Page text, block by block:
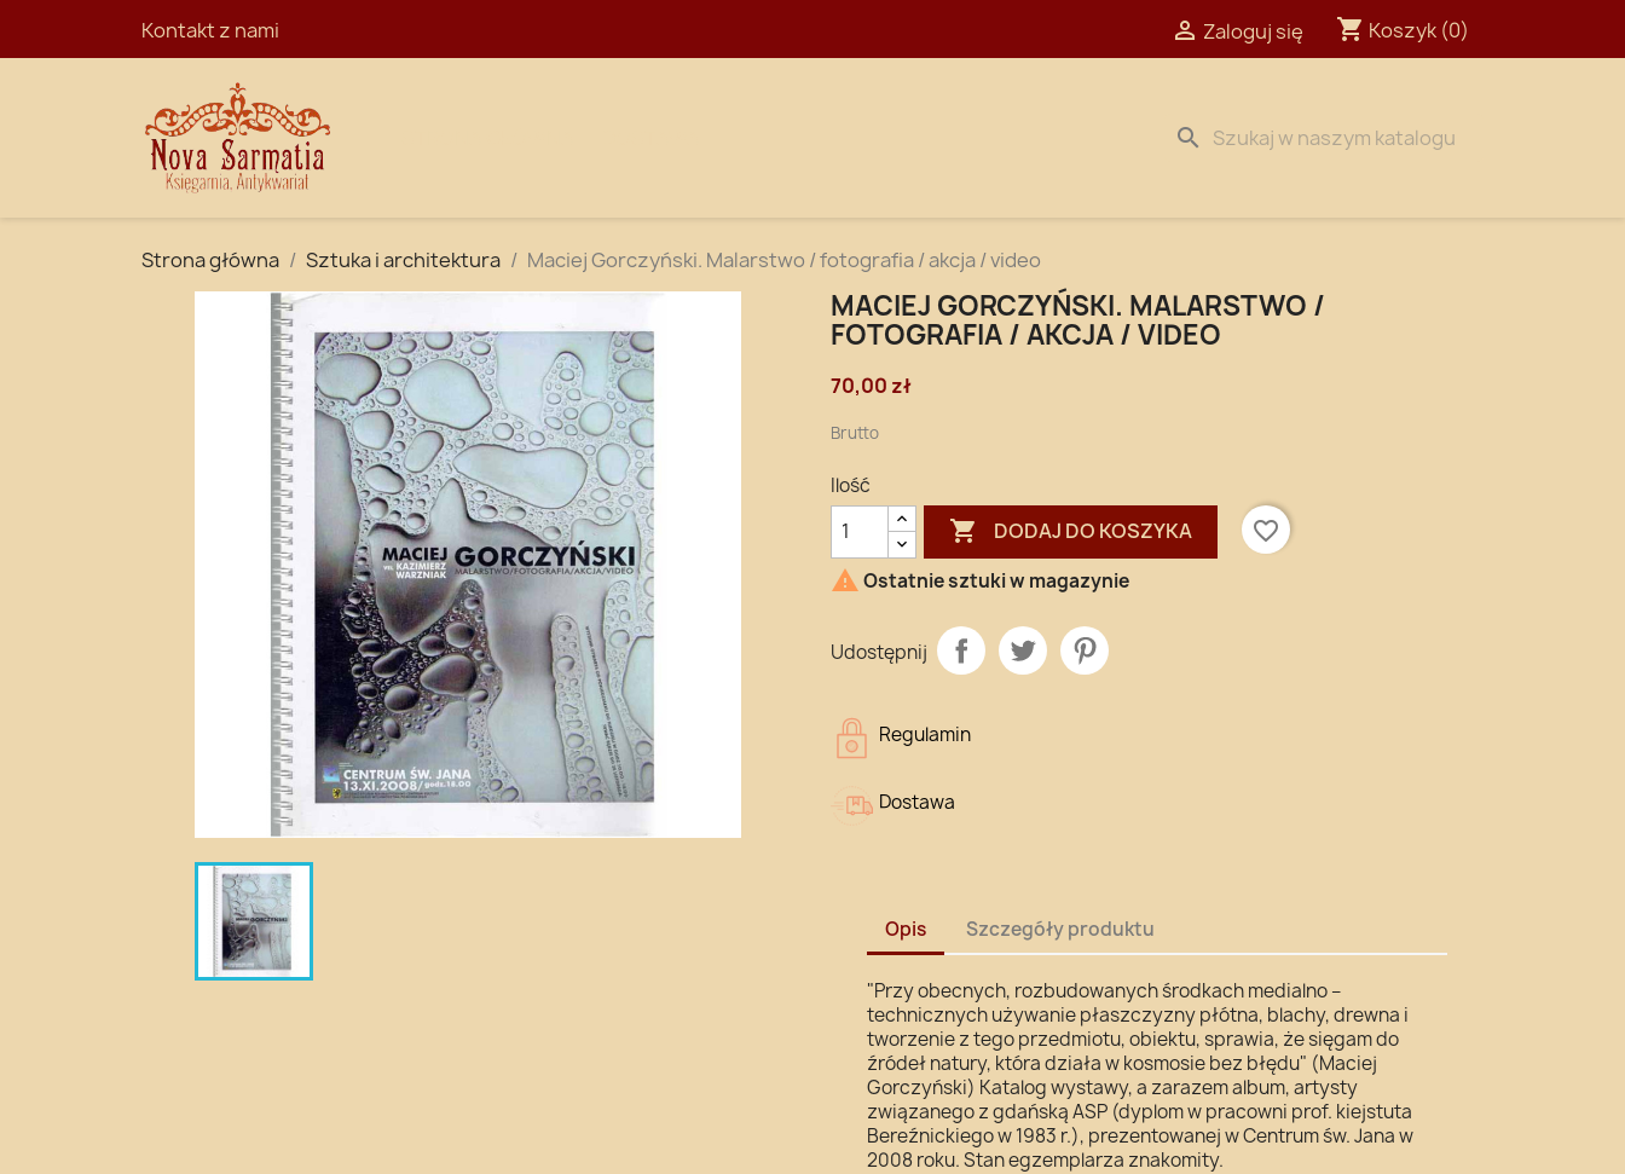
Kontakt z nami  Zaloguj się shopping_cart Koszyk (0)
search
Strona główna Sztuka i architektura Maciej Gorczyński. Malarstwo / fotografia / akcja / video
MACIEJ GORCZYŃSKI. MALARSTWO /
FOTOGRAFIA / AKCJA / VIDEO
70,00 zł
Brutto
Ilość
 DODAJ DO KOSZYKA
favorite_border
 Ostatnie sztuki w magazynie
Udostępnij
Regulamin
Dostawa
Opis Szczegóły produktu
"Przy obecnych, rozbudowanych środkach medialno –
technicznych używanie płaszczyzny płótna, blachy, drewna i
tworzenie z tego przedmiotu, obiektu, sprawia, że sięgam do
źródeł natury, która działa w kosmosie bez błędu" (Maciej
Gorczyński) Katalog wystawy, a zarazem album, artysty
związanego z gdańską ASP (dyplom w pracowni prof. kiejstuta
Bereźnickiego w 1983 r.), prezentowanej w Centrum św. Jana w
2008 roku. Stan egzemplarza znakomity.